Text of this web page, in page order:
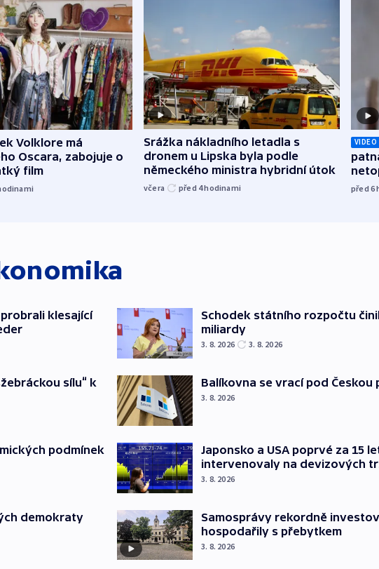
Volklore má
Oscara, zabojuje o
film
Srážka nákladního letadla s
dronem u Lipska byla podle
německého ministra hybridní útok
včera před 4hodinami
VIDEO
před 6
klesající
sílu“ k
podmínek
demokraty
Schodek státního rozpočtu
miliardy
3. 8. 2026 3. 8. 2026
Balíkovna se vrací pod Českou
3. 8. 2026
Japonsko a USA poprvé za 15
intervenovaly na devizových
3. 8. 2026
Samosprávy rekordně
hospodařily s přebytkem
3. 8. 2026